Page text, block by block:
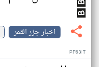
اخبار جزر القمر
PF63IT